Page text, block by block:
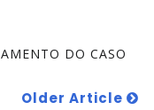
DO CASO
Older Article